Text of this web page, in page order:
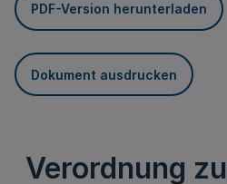
PDF-Version herunterladen
Dokument ausdrucken
Verordnung